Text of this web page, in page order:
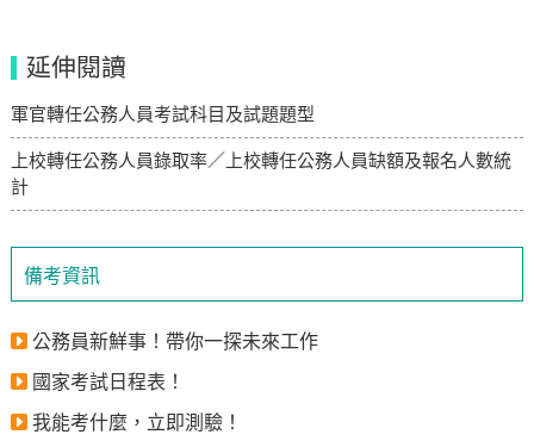
備考資訊
公務員新鮮事！帶你一探未來工作
國家考試日程表！
我能考什麼，立即測驗！
延伸閱讀
軍官轉任公務人員考試科目及試題題型
上校轉任公務人員錄取率／上校轉任公務人員缺額及報名人數統
計